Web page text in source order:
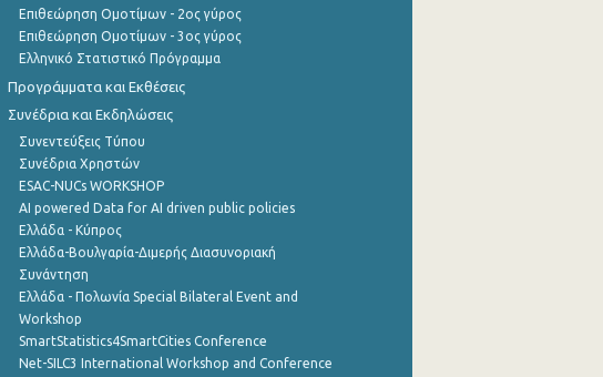
Επιθεώρηση Ομοτίμων - 2ος γύρος
Επιθεώρηση Ομοτίμων - 3ος γύρος
Ελληνικό Στατιστικό Πρόγραμμα
Προγράμματα και Εκθέσεις
Συνέδρια και Εκδηλώσεις
Συνεντεύξεις Τύπου
Συνέδρια Χρηστών
ESAC-NUCs WORKSHOP
AI powered Data for AI driven public policies
Ελλάδα - Κύπρος
Ελλάδα-Βουλγαρία-Διμερής Διασυνοριακή
Συνάντηση
Ελλάδα - Πολωνία Special Bilateral Event and
Workshop
SmartStatistics4SmartCities Conference
Net-SILC3 International Workshop and Conference